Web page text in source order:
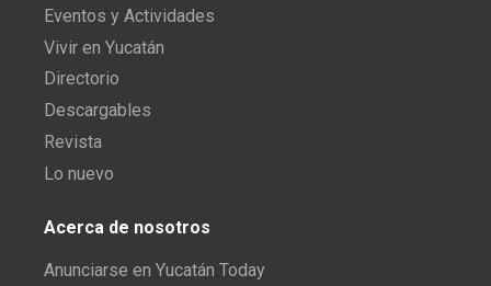
Eventos y Actividades
Vivir en Yucatán
Directorio
Descargables
Revista
Lo nuevo
Acerca de nosotros
Anunciarse en Yucatán Today